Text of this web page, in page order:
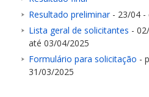
Resultado preliminar- 23/04 -
Lista geral de solicitantes -
até 03/04/2025
Formulário para solicitação -
31/03/2025